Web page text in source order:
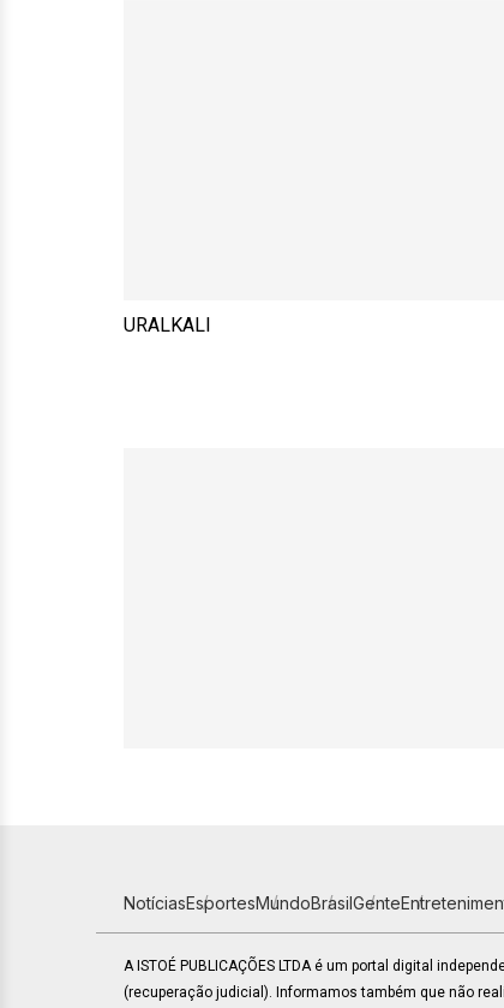
URALKALI
NotíciasEsportesMundoBrasilGente
A ISTOÉ PUBLICAÇÕES LTDA é um portal digital
(recuperação judicial). Informamos também que não